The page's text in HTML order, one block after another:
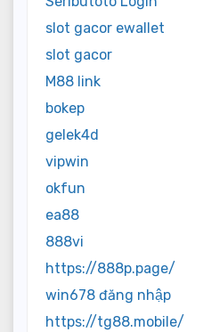
slot gacor ewallet
slot gacor
M88 link
bokep
gelek4d
vipwin
okfun
ea88
888vi
https://888p.page/
win678 đăng nhập
https://tg88.mobile/